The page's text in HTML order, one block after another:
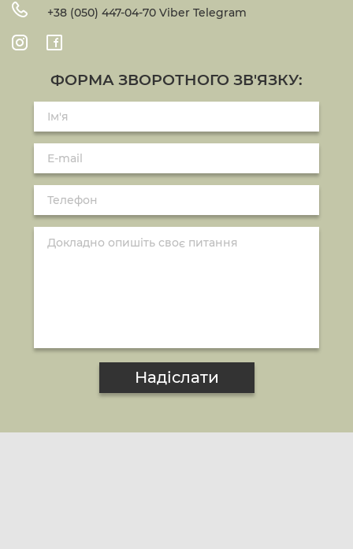
+38 (050) 447-04-70 Viber Telegram
ФОРМА ЗВОРОТНОГО ЗВ'ЯЗКУ:
Надіслати